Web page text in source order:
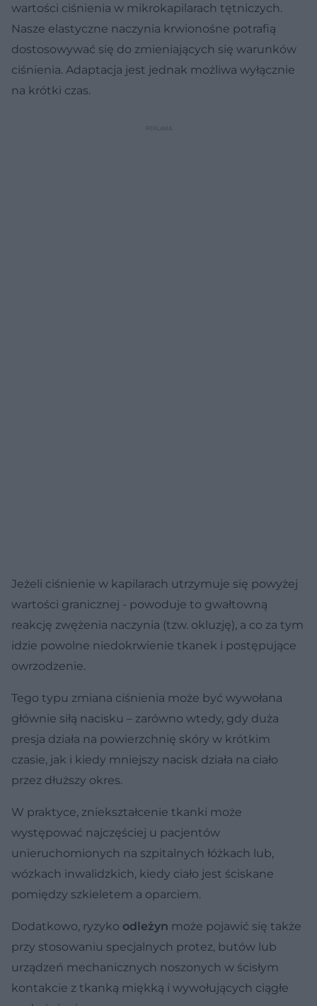
wartości ciśnienia w mikrokapilarach tętniczych.
Nasze elastyczne naczynia krwionośne potrafią
dostosowywać się do zmieniających się warunków
ciśnienia. Adaptacja jest jednak możliwa wyłącznie
na krótki czas.
Jeżeli ciśnienie w kapilarach utrzymuje się powyżej
wartości granicznej - powoduje to gwałtowną
reakcję zwężenia naczynia (tzw. okluzję), a co za tym
idzie powolne niedokrwienie tkanek i postępujące
owrzodzenie.
Tego typu zmiana ciśnienia może być wywołana
głównie siłą nacisku – zarówno wtedy, gdy duża
presja działa na powierzchnię skóry w krótkim
czasie, jak i kiedy mniejszy nacisk działa na ciało
przez dłuższy okres.
W praktyce, zniekształcenie tkanki może
występować najczęściej u pacjentów
unieruchomionych na szpitalnych łóżkach lub,
wózkach inwalidzkich, kiedy ciało jest ściskane
pomiędzy szkieletem a oparciem.
Dodatkowo, ryzyko odleżyn może pojawić się także
przy stosowaniu specjalnych protez, butów lub
urządzeń mechanicznych noszonych w ścisłym
kontakcie z tkanką miękką i wywołujących ciągłe